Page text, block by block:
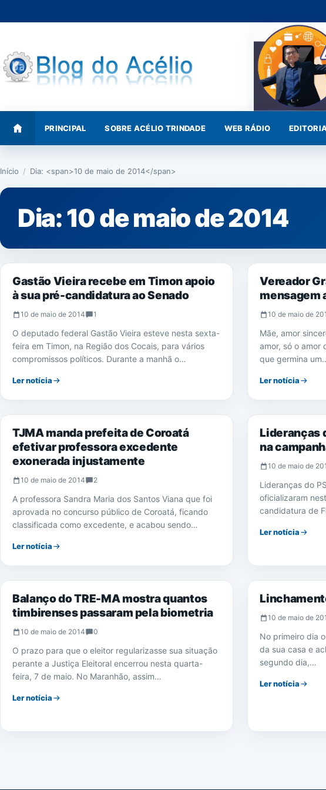
para
conteúdo
PRINCIPAL SOBRE ACÉLIO TRINDADE WEB RÁDIO
Início / Dia: <span>10 de maio de 2014</span>
Dia:10 de maio de 2014
NOTÍCIAS
Gastão Vieira recebe em Timon apoio
à sua pré-candidatura ao Senado
10 de maio de 2014 1
O deputado federal Gastão Vieira esteve nesta sexta-
feira em Timon, na Região dos Cocais, para vários
compromissos políticos. Durante a manhã o…
Ler notícia
NOTÍCIAS
Vereador
mensagem
10 de maio de
Mãe, amor
amor, só o amor
que germina
Ler notícia
NOTÍCIAS
TJMA manda prefeita de Coroatá
efetivar professora excedente
exonerada injustamente
10 de maio de 2014 2
A professora Sandra Maria dos Santos Viana que foi
aprovada no concurso público de Coroatá, ficando
classificada como excedente, e acabou sendo…
Ler notícia
NOTÍCIAS
Lideranças
na
10 de maio de
Lideranças do
oficializaram
candidatura de
Ler notícia
NOTÍCIAS
Balanço do TRE-MA mostra quantos
timbirenses passaram pela biometria
10 de maio de 2014 0
O prazo para que o eleitor regularizasse sua situação
perante a Justiça Eleitoral encerrou nesta quarta-
feira, 7 de maio. No Maranhão, assim…
Ler notícia
NOTÍCIAS
10 de maio de
No primeiro dia
da sua casa e
segundo dia,…
Ler notícia